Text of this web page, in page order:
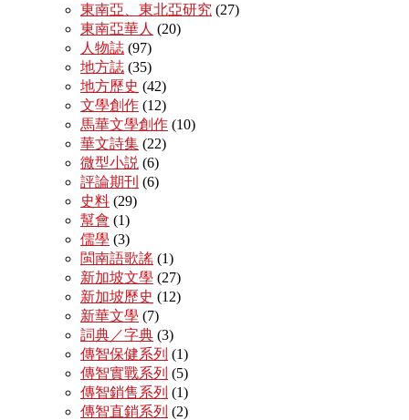
東南亞、東北亞研究 (27)
東南亞華人 (20)
人物誌 (97)
地方誌 (35)
地方歷史 (42)
文學創作 (12)
馬華文學創作 (10)
華文詩集 (22)
微型小説 (6)
評論期刊 (6)
史料 (29)
幫會 (1)
儒學 (3)
閩南語歌謠 (1)
新加坡文學 (27)
新加坡歷史 (12)
新華文學 (7)
詞典／字典 (3)
傳智保健系列 (1)
傳智實戰系列 (5)
傳智銷售系列 (1)
傳智直銷系列 (2)